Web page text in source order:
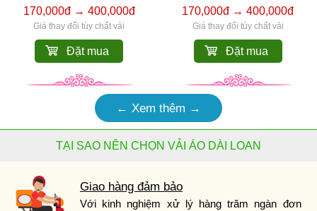
170,000đ → 400,000đ
Giá thay đổi tùy chất vải
Đặt mua
170,000đ → 400,000đ
Giá thay đổi tùy chất vải
Đặt mua
← Xem thêm →
TẠI SAO NÊN CHỌN VẢI ÁO DÀI LOAN
Giao hàng đảm bảo
Với kinh nghiệm xử lý hàng trăm ngàn đơn